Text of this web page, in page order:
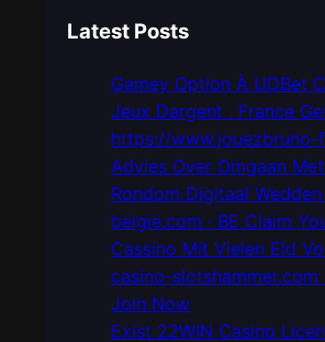
aLatest Posts
Gamey Option À UDBet
Jeux Dargent . France
https://www.jouezbruno-
Advies Over Omgaan
Rondom Digitaal
belgie.com · BE Claim
Cassino Mit Vielen Eld
casino-slotshammer.com
Join Now
Exist 22WIN Casino